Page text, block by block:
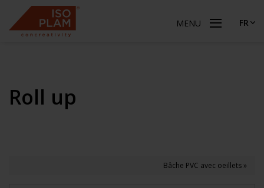
MENU FR
Roll up
Bâche PVC avec oeillets »